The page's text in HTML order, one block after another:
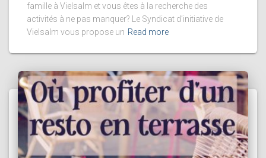
famille à Vielsalm et vous êtes à la recherche des
activités à ne pas manquer? Le Syndicat d’initiative de
Vielsalm vous propose un Read more